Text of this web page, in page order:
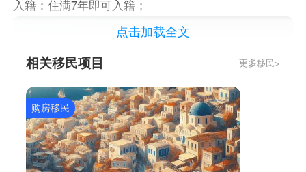
入籍：住满7年即可入籍；
点击加载全文
相关移民项目 更多移民>
购房移民